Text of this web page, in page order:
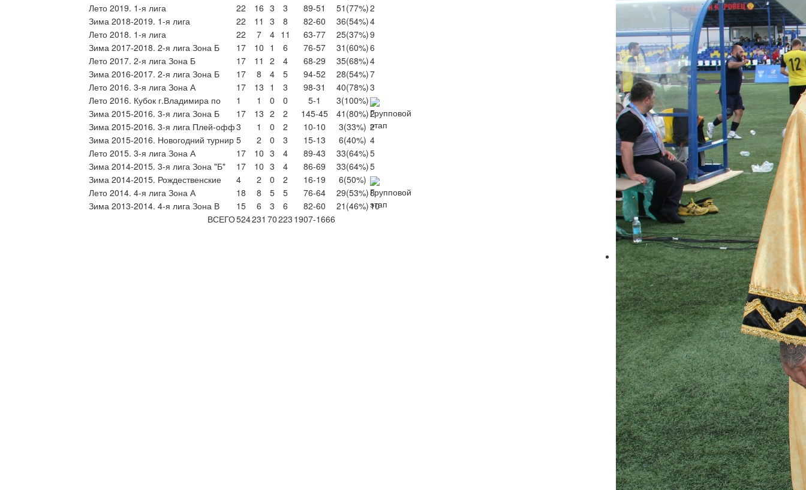
Лето 2019. 1-я лига
22 16 3 3 89-51 51 (77%)2
Зима 2018-2019. 1-я лига
22 11 3 8 82-60 36(54%)4
Лето 2018. 1-я лига
22 7 4 11 63-77 25(37%)9
Зима 2017-2018. 2-я лига Зона Б
17 10 1 6 76-57 31 (60%)6
Лето 2017. 2-я лига Зона Б
17 11 2 4 68-29 35(68%)4
Зима 2016-2017. 2-я лига Зона Б
17 8 4 5 94-52 28(54%)7
Лето 2016. 3-я лига Зона А
17 13 1 3 98-31 40(78%)3
Лето 2016. Кубок г.Владимира по
1 1 0 0 5-1 3(100%)
Зима 2015-2016. 3-я лига Зона Б
17 13 2 2 145-45 41 (80%)2
Зима 2015-2016. 3-я лига Плей-офф3 1 0 2 10-10 3(33%) 2
Зима 2015-2016. Новогодний турнир 5 2 0 3 15-13 6(40%) 4
Лето 2015. 3-я лига Зона А
17 10 3 4 89-43 33(64%)5
Зима 2014-2015. 3-я лига Зона "Б"
17 10 3 4 86-69 33(64%)5
Зима 2014-2015. Рождественские
4 2 0 2 16-19 6(50%)
Лето 2014. 4-я лига Зона А
18 8 5 5 76-64 29(53%)8
Зима 2013-2014. 4-я лига Зона В
15 6 3 6 82-60 21 (46%)10
ВСЕГО524231 70223 1907-1666